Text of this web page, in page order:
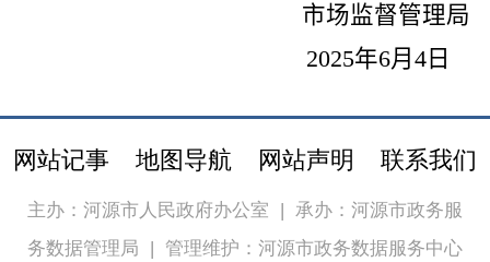
市场监督管理局
2025年6月4 日
网站记事 地图导航 网站声明 联系我们
主办：河源市人民政府办公室 | 承办：河源市政务服
务数据管理局 | 管理维护：河源市政务数据服务中心